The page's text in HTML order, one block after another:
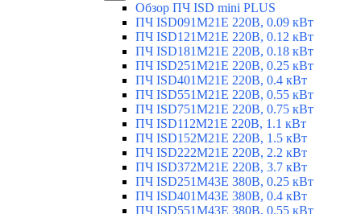
Обзор ПЧ ISD mini PLUS
ПЧ ISD091M21E 220В, 0.09 кВт
ПЧ ISD121M21E 220В, 0.12 кВт
ПЧ ISD181M21E 220В, 0.18 кВт
ПЧ ISD251M21E 220В, 0.25 кВт
ПЧ ISD401M21E 220В, 0.4 кВт
ПЧ ISD551M21E 220В, 0.55 кВт
ПЧ ISD751M21E 220В, 0.75 кВт
ПЧ ISD112M21E 220В, 1.1 кВт
ПЧ ISD152M21E 220В, 1.5 кВт
ПЧ ISD222M21E 220В, 2.2 кВт
ПЧ ISD372M21E 220В, 3.7 кВт
ПЧ ISD251M43E 380В, 0.25 кВт
ПЧ ISD401M43E 380В, 0.4 кВт
ПЧ ISD551M43E 380В, 0.55 кВт